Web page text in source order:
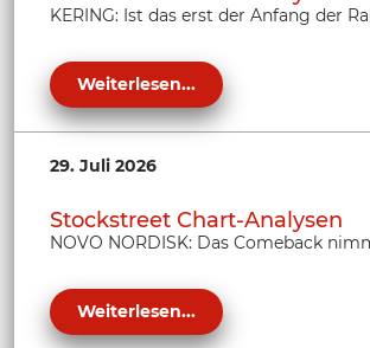
KERING: Ist das erst der Anfang der
Weiterlesen...
29. Juli 2026
Stockstreet Chart-Analysen
NOVO NORDISK: Das Comeback
Weiterlesen...